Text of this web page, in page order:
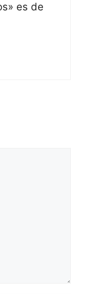
es de